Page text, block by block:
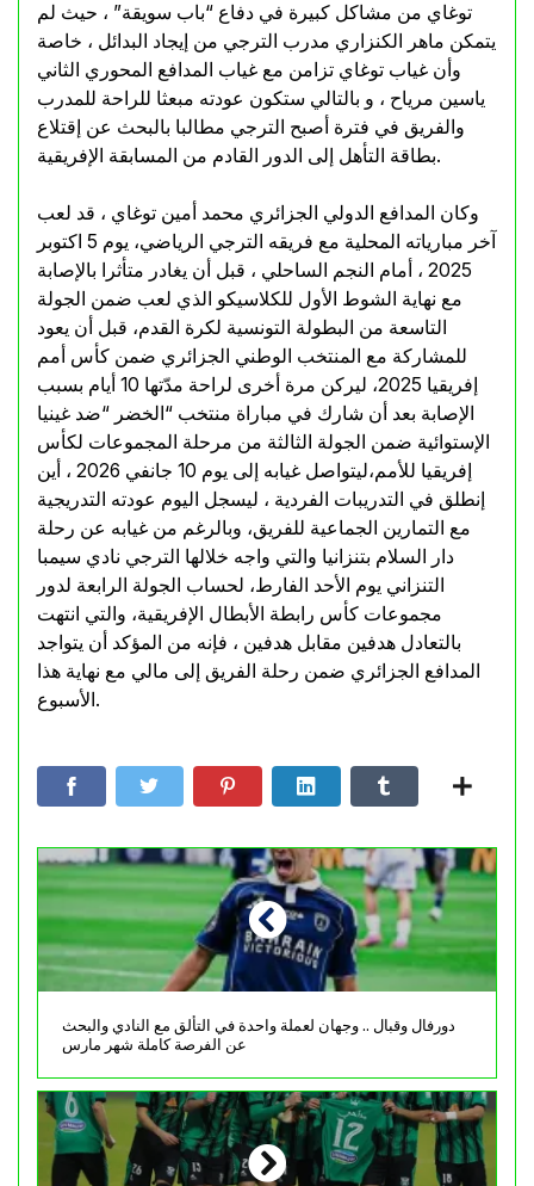
توغاي من مشاكل كبيرة في دفاع “باب سويقة” ، حيث لم
يتمكن ماهر الكنزاري مدرب الترجي من إيجاد البدائل ، خاصة
وأن غياب توغاي تزامن مع غياب المدافع المحوري الثاني
ياسين مرياح ، و بالتالي ستكون عودته مبعثا للراحة للمدرب
والفريق في فترة أصبح الترجي مطالبا بالبحث عن إقتلاع
بطاقة التأهل إلى الدور القادم من المسابقة الإفريقية.
وكان المدافع الدولي الجزائري محمد أمين توغاي ، قد لعب
آخر مبارياته المحلية مع فريقه الترجي الرياضي، يوم 5 اكتوبر
2025 ، أمام النجم الساحلي ، قبل أن يغادر متأثرا بالإصابة
مع نهاية الشوط الأول للكلاسيكو الذي لعب ضمن الجولة
التاسعة من البطولة التونسية لكرة القدم، قبل أن يعود
للمشاركة مع المنتخب الوطني الجزائري ضمن كأس أمم
إفريقيا 2025، ليركن مرة أخرى لراحة مدّتها 10 أيام بسبب
الإصابة بعد أن شارك في مباراة منتخب “الخضر “ضد غينيا
الإستوائية ضمن الجولة الثالثة من مرحلة المجموعات لكأس
إفريقيا للأمم،ليتواصل غيابه إلى يوم 10 جانفي 2026 ، أين
إنطلق في التدريبات الفردية ، ليسجل اليوم عودته التدريجية
مع التمارين الجماعية للفريق، وبالرغم من غيابه عن رحلة
دار السلام بتنزانيا والتي واجه خلالها الترجي نادي سيمبا
التنزاني يوم الأحد الفارط، لحساب الجولة الرابعة لدور
مجموعات كأس رابطة الأبطال الإفريقية، والتي انتهت
بالتعادل هدفين مقابل هدفين ، فإنه من المؤكد أن يتواجد
المدافع الجزائري ضمن رحلة الفريق إلى مالي مع نهاية هذا
الأسبوع.
دورفال وقبال .. وجهان لعملة واحدة في التألق مع النادي والبحث
عن الفرصة كاملة شهر مارس